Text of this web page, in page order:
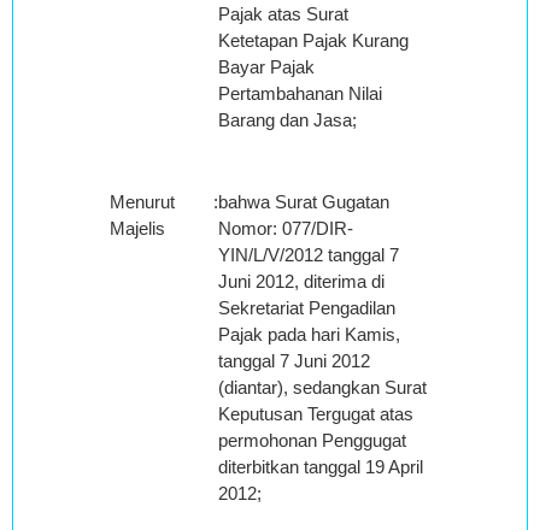
Pajak atas Surat
Ketetapan Pajak Kurang
Bayar Pajak
Pertambahanan Nilai
Barang dan Jasa;
Menurut
Majelis
:bahwa Surat Gugatan
Nomor: 077/DIR-
YIN/L/V/2012 tanggal 7
Juni 2012, diterima di
Sekretariat Pengadilan
Pajak pada hari Kamis,
tanggal 7 Juni 2012
(diantar), sedangkan Surat
Keputusan Tergugat atas
permohonan Penggugat
diterbitkan tanggal 19 April
2012;